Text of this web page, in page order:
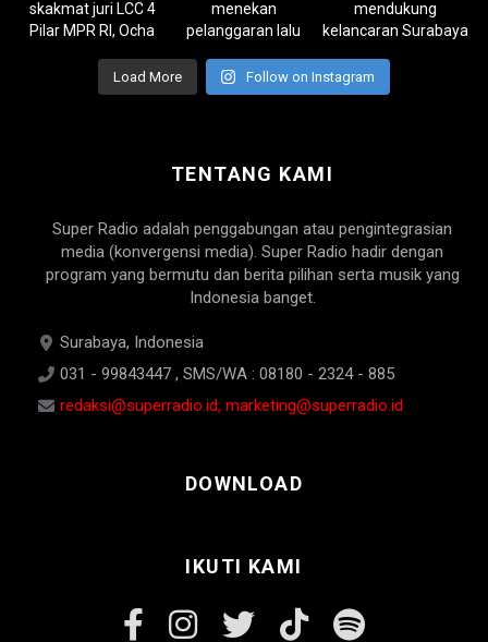
Load More Follow on Instagram
TENTANG KAMI
Super Radio adalah penggabungan atau pengintegrasian
media (konvergensi media). Super Radio hadir dengan
program yang bermutu dan berita pilihan serta musik yang
Indonesia banget.
Surabaya, Indonesia
031 - 99843447 , SMS/WA : 08180 - 2324 - 885
redaksi@superradio.id, marketing@superradio.id
DOWNLOAD
IKUTI KAMI